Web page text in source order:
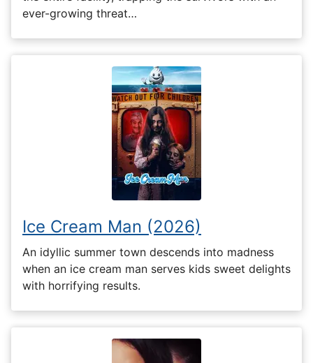
ever-growing threat…
Ice Cream Man (2026)
An idyllic summer town descends into madness
when an ice cream man serves kids sweet delights
with horrifying results.